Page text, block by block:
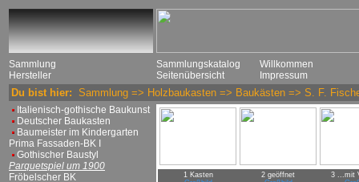
Sammlung
Hersteller
Sammlungskatalog
Seitenübersicht
Willkommen
Impressum
Du bist hier: Sammlung => Holzbaukasten => Baukästen => S. F.
Italienisch-gothische Baukunst
Deutscher Baukasten
Baumeister im Kindergarten
Prima Fassaden-BK I
Gothischer Baustyl
Parquetspiel um 1900
Fröbelscher BK
1 Kasten
2 geöffnet
3 ...mit